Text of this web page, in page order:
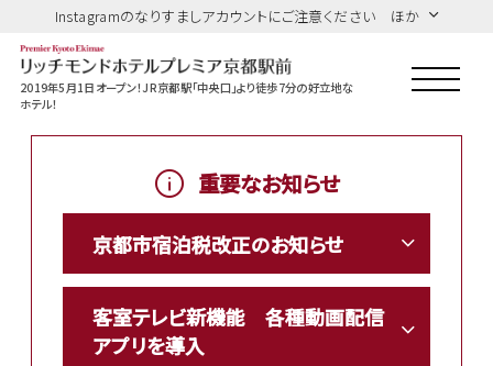
Instagramのなりすましアカウントにご注意ください ほか
2019年5月1日オープン！JR京都駅「中央口」より徒歩7分の好立地な
ホテル！
重要なお知らせ
京都市宿泊税改正のお知らせ
客室テレビ新機能 各種動画配信
アプリを導入